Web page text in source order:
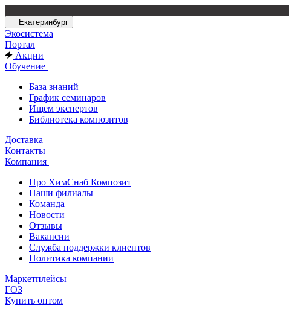
Екатеринбург
Экосистема
Портал
Акции
Обучение
База знаний
График семинаров
Ищем экспертов
Библиотека композитов
Доставка
Контакты
Компания
Про ХимСнаб Композит
Наши филиалы
Команда
Новости
Отзывы
Вакансии
Служба поддержки клиентов
Политика компании
Маркетплейсы
ГОЗ
Купить оптом